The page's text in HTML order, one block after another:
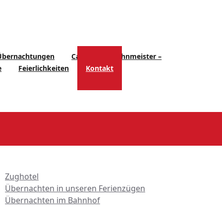
Cafè – Alter Bahnmeister –
Feierlichkeiten Kontakt
Zughotel
Übernachten in unseren Ferienzügen
Übernachten im Bahnhof